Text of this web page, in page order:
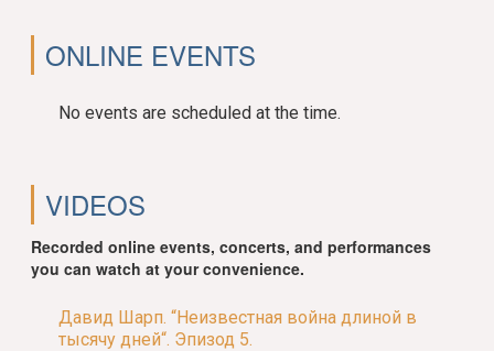
ONLINE EVENTS
No events are scheduled at the time.
VIDEOS
Recorded online events, concerts, and performances
you can watch at your convenience.
Давид Шарп. “Неизвестная война длиной в
тысячу дней“. Эпизод 5.